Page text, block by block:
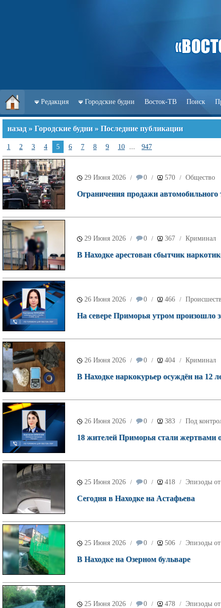
Редакция Городские будни Восток-ТВ Поиск
назад » Городские будни » Последние публикации
1 2 3 4 5 6 7 8 9 10 ... 947
29 Июня 2026 / 0 / 570 / Общество
Ограничения продажи
29 Июня 2026 / 0 / 367 / Криминал
В Находке арестован сбытчик
26 Июня 2026 / 0 / 466 /
На севере Приморья утром произошло
26 Июня 2026 / 0 / 404 / Криминал
В Находке наркокурьер осуждён на 12
26 Июня 2026 / 0 / 383 / Под
18 жителей Приморья стали жертвами
25 Июня 2026 / 0 / 418 / Эпизоды
Сегодня в Находке на Астафьева
25 Июня 2026 / 0 / 506 / Эпизоды
В Находке на Озерном бульваре
25 Июня 2026 / 0 / 478 / Эпизоды